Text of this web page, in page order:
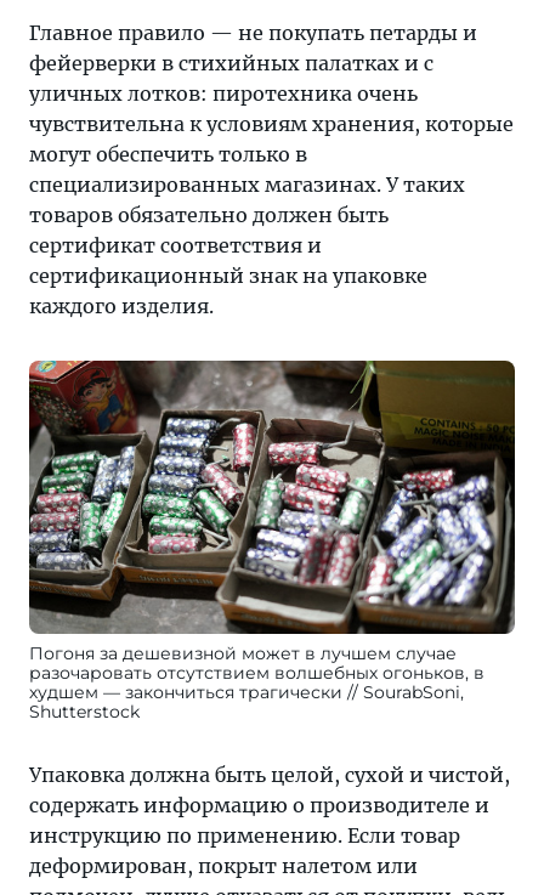
Главное правило — не покупать петарды и
фейерверки в стихийных палатках и с
уличных лотков: пиротехника очень
чувствительна к условиям хранения, которые
могут обеспечить только в
специализированных магазинах. У таких
товаров обязательно должен быть
сертификат соответствия и
сертификационный знак на упаковке
каждого изделия.
Погоня за дешевизной может в лучшем случае
разочаровать отсутствием волшебных огоньков, в
худшем — закончиться трагически
SourabSoni,
Shutterstock
Упаковка должна быть целой, сухой и чистой,
содержать информацию о производителе и
инструкцию по применению. Если товар
деформирован, покрыт налетом или